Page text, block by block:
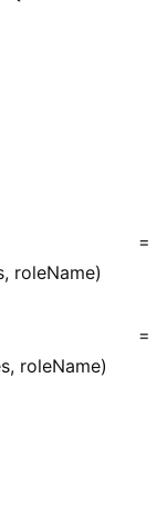
=
roleName)
=
roleName)